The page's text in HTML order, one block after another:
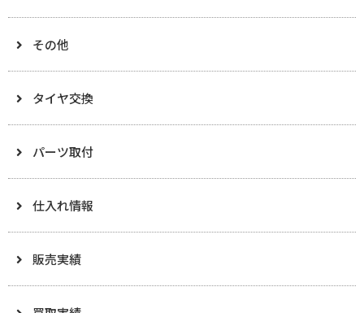
その他
タイヤ交換
パーツ取付
仕入れ情報
販売実績